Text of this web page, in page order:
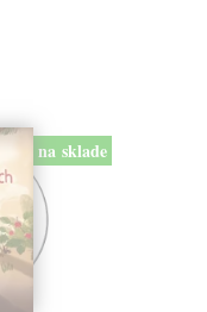
na sklade